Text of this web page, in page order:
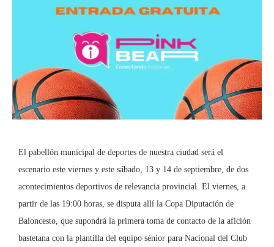
El pabellón municipal de deportes de nuestra ciudad será el
escenario este viernes y este sábado, 13 y 14 de septiembre, de dos
acontecimientos deportivos de relevancia provincial. El viernes, a
partir de las 19:00 horas, se disputa allí la Copa Diputación de
Baloncesto, que supondrá la primera toma de contacto de la afición
bastetana con la plantilla del equipo sénior para Nacional del Club